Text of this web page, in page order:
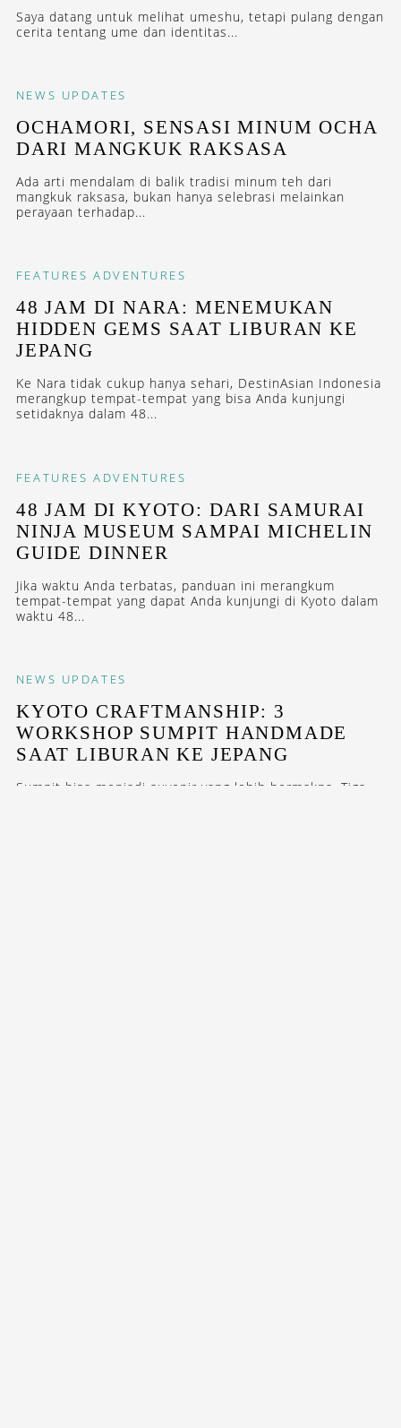
Saya datang untuk melihat umeshu, tetapi pulang dengan
cerita tentang ume dan identitas...
NEWS UPDATES
OCHAMORI, SENSASI MINUM OCHA
DARI MANGKUK RAKSASA
Ada arti mendalam di balik tradisi minum teh dari
mangkuk raksasa, bukan hanya selebrasi melainkan
perayaan terhadap...
FEATURES ADVENTURES
48 JAM DI NARA: MENEMUKAN
HIDDEN GEMS SAAT LIBURAN KE
JEPANG
Ke Nara tidak cukup hanya sehari, DestinAsian Indonesia
merangkup tempat-tempat yang bisa Anda kunjungi
setidaknya dalam 48...
FEATURES ADVENTURES
48 JAM DI KYOTO: DARI SAMURAI
NINJA MUSEUM SAMPAI MICHELIN
GUIDE DINNER
Jika waktu Anda terbatas, panduan ini merangkum
tempat-tempat yang dapat Anda kunjungi di Kyoto dalam
waktu 48...
NEWS UPDATES
KYOTO CRAFTMANSHIP: 3
WORKSHOP SUMPIT HANDMADE
SAAT LIBURAN KE JEPANG
Sumpit bisa menjadi suvenir yang lebih bermakna. Tiga